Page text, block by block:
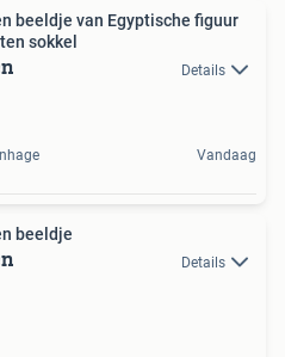
beeldje van Egyptische figuur
sokkel
Details
Vandaag
beeldje
Details